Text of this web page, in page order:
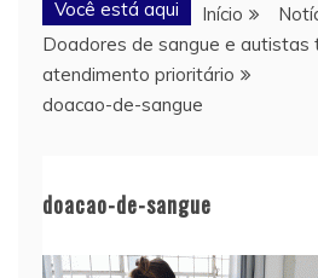
Você está aqui Início
Doadores de sangue e autistas
atendimento prioritário
doacao-de-sangue
doacao-de-sangue